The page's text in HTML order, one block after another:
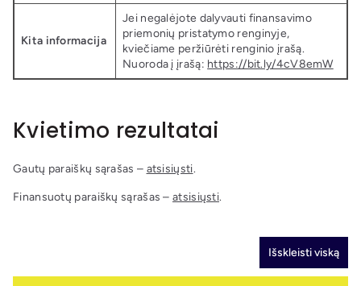
Kita informacija
Jei negalėjote dalyvauti finansavimo
priemonių pristatymo renginyje,
kviečiame peržiūrėti renginio įrašą.
Nuoroda į įrašą: https://bit.ly/4cV8emW
Kvietimo rezultatai
Gautų paraiškų sąrašas – atsisiųsti.
Finansuotų paraiškų sąrašas –atsisiųsti.
Išskleisti viską